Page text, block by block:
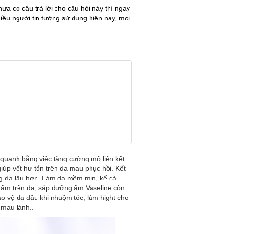
có câu trả lời cho câu hỏi này thì ngay
người tin tưởng sử dụng hiện nay, mọi
bằng việc tăng cường mô liên kết
vết hư tổn trên da mau phục hồi. Kết
da lâu hơn. Làm da mềm mịn, kể cả
trên da, sáp dưỡng ẩm Vaseline còn
vệ da đầu khi nhuộm tóc, làm hight cho
lành..